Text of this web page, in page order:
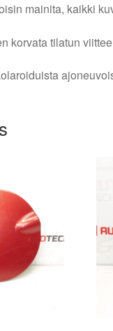
mainita, kaikki
korvata tilatun